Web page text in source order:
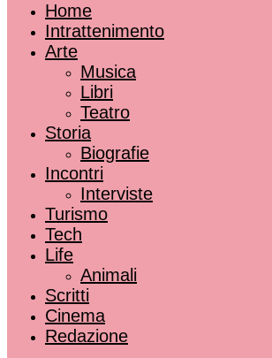
Home
Intrattenimento
Arte
Musica
Libri
Teatro
Storia
Biografie
Incontri
Interviste
Turismo
Tech
Life
Animali
Scritti
Cinema
Redazione